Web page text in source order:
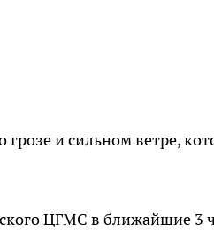
и сильном ветре,
ЦГМС в ближайшие 3